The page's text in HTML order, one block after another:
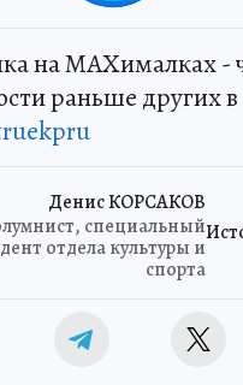
на MAXималках -
раньше других в
Денис КОРСАКОВ
специальный
отдела культуры и
спорта